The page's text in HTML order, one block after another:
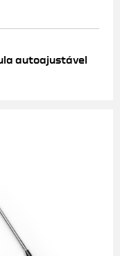
autoajustável